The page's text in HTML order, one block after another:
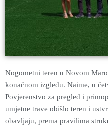
Nogometni teren u Novom
konačnom izgledu. Naime, u
Povjerenstvo za pregled i
umjetne trave obišlo teren i
obavljaju, prema pravilima